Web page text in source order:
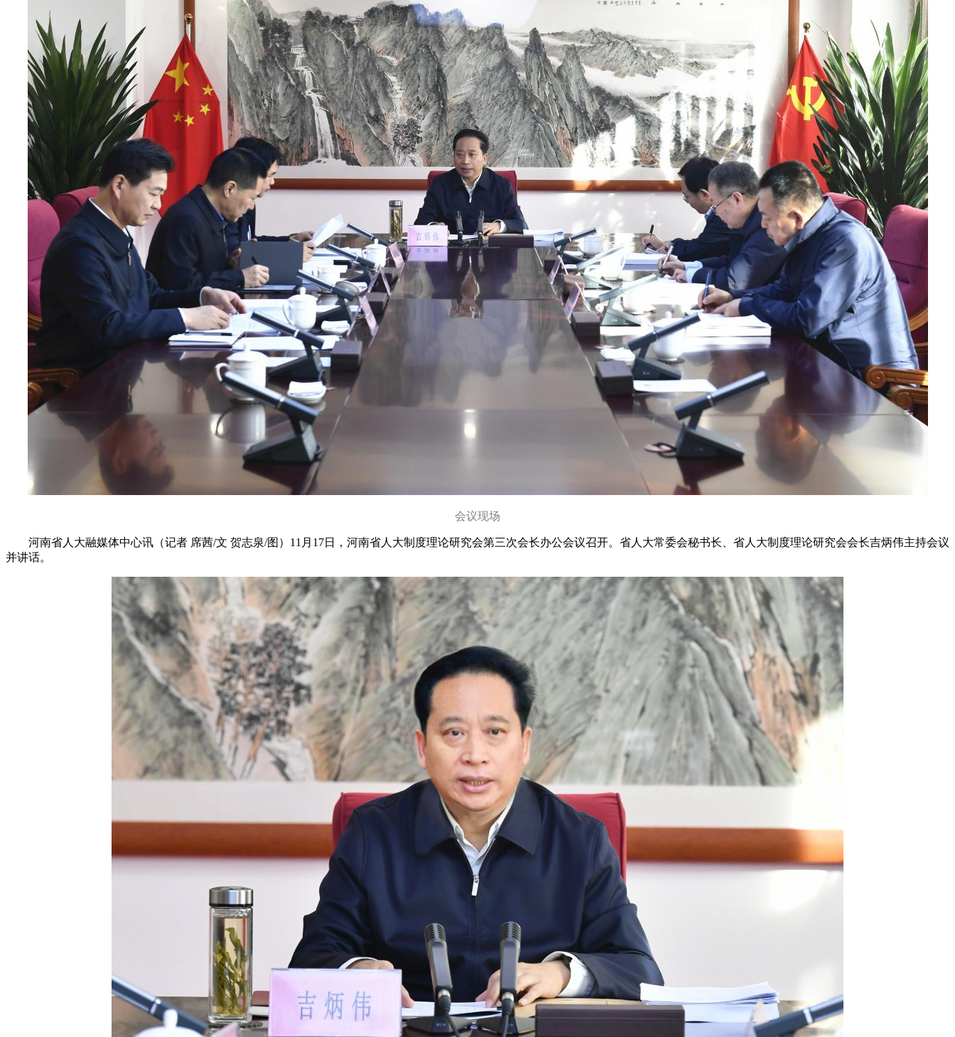
会议现场
河南省人大融媒体中心讯（记者 席茜/文 贺志泉/图）11月17日，河南省人大制度理论研究会第三次会长办公会议召开。省人大常委会秘书长、省人大制度理论研究会会长吉炳伟主持会议
并讲话。